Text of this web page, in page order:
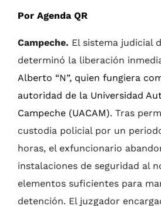
Por Agenda QR
Campeche. El sistema judicial
determinó la liberación
Alberto “N”, quien fungiera
autoridad de la Universidad
Campeche (UACAM). Tras
custodia policial por un
horas, el exfuncionario
instalaciones de seguridad al
elementos suficientes para
detención. El juzgador